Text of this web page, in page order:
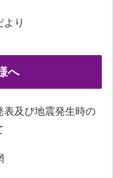
り
へ
表及び地震発生時の